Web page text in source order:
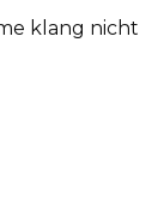
klang nicht